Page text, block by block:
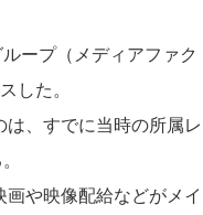
ープ（メディアファ
した。
は、すでに当時の所属
画や映像配給などがメ